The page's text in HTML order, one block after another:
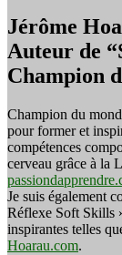
Jérôme
Auteur de
Champion
Champion du
pour former et
compétences
cerveau grâce à la
Je suis également
Réflexe Soft Skills
inspirantes telles
Hoarau.com.